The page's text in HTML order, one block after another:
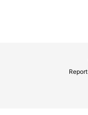
Report